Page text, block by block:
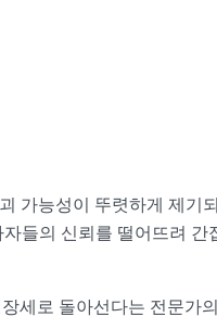
가능성이 뚜렷하게 제기
들의 신뢰를 떨어뜨려 간
세로 돌아선다는 전문가